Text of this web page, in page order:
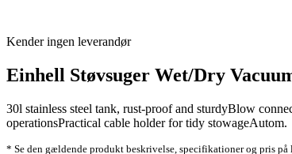
Kender ingen leverandør
Einhell Støvsuger Wet/Dry
30l stainless steel tank, rust-proof and sturdyBlow
operationsPractical cable holder for tidy stowageAutom.
* Se den gældende produkt beskrivelse, specifikationer og pris på